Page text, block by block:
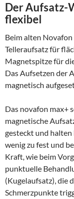
Der Aufsatz-
flexibel
Beim alten
Telleraufsatz für
Magnetspitze für
Das Aufsetzen der
magnetisch
Das novafon max+
magnetische
gesteckt und halten
wenig zu fest und
Kraft, wie beim
punktuelle
(Kugelaufsatz), die
Schmerzpunkte